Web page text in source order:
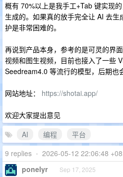
概有 70%以上是我手工+Tab 键实现
生成的。如果真的放手完全让 AI 去
护是非常困难的。
再说到产品本身，参考的是可灵的界
视频和图生视频，目前也接入了一些
Seedream4.0 等流行的模型，后期也
网站地址： https://shotai.app/
欢迎大家提出意见
AI
编程
平台
9 replies • 2026-05-12 22:06:48
ponelyr Sep 17, 2025